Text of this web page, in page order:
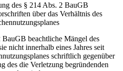
des § 214 Abs. 2 BauGB
über das Verhältnis des
beachtliche Mängel des
nicht innerhalb eines Jahres seit
schriftlich gegenüber
des die Verletzung begründenden